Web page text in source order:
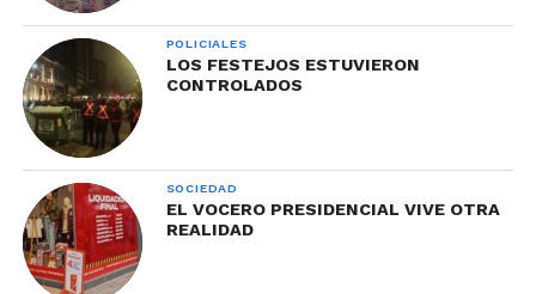
POLICIALES
LOS FESTEJOS ESTUVIERON
CONTROLADOS
SOCIEDAD
EL VOCERO PRESIDENCIAL VIVE OTRA
REALIDAD